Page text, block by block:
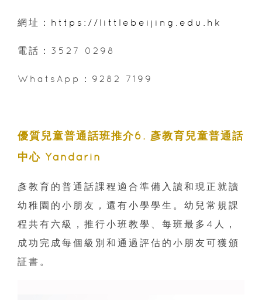
網址： https://littlebeijing.edu.hk
電話：3527 0298
WhatsApp：9282 7199
優質兒童普通話班推介6. 彥教育兒童普通話
中心 Yandarin
彥教育的普通話課程適合準備入讀和現正就讀
幼稚園的小朋友，還有小學學生。幼兒常規課
程共有六級，推行小班教學、每班最多4人，
成功完成每個級別和通過評估的小朋友可獲頒
証書。